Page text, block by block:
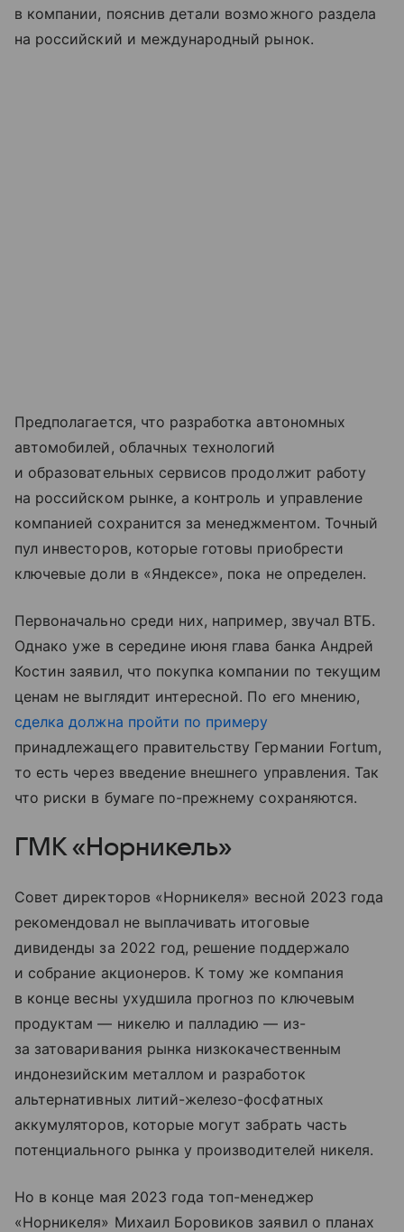
в компании, пояснив детали возможного раздела
на российский и международный рынок.
Предполагается, что разработка автономных
автомобилей, облачных технологий
и образовательных сервисов продолжит работу
на российском рынке, а контроль и управление
компанией сохранится за менеджментом. Точный
пул инвесторов, которые готовы приобрести
ключевые доли в «Яндексе», пока не определен.
Первоначально среди них, например, звучал ВТБ.
Однако уже в середине июня глава банка Андрей
Костин заявил, что покупка компании по текущим
ценам не выглядит интересной. По его мнению,
сделка должна пройти по примеру
принадлежащего правительству Германии Fortum,
то есть через введение внешнего управления. Так
что риски в бумаге по-прежнему сохраняются.
ГМК «Норникель»
Совет директоров «Норникеля» весной 2023 года
рекомендовал не выплачивать итоговые
дивиденды за 2022 год, решение поддержало
и собрание акционеров. К тому же компания
в конце весны ухудшила прогноз по ключевым
продуктам — никелю и палладию — из-
за затоваривания рынка низкокачественным
индонезийским металлом и разработок
альтернативных литий-железо-фосфатных
аккумуляторов, которые могут забрать часть
потенциального рынка у производителей никеля.
Но в конце мая 2023 года топ-менеджер
«Норникеля» Михаил Боровиков заявил о планах